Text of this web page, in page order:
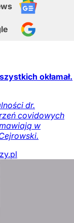
okłamał.
dr.
covidowych
w